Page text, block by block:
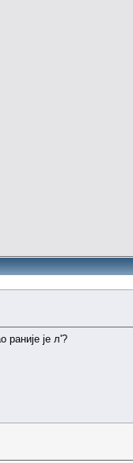
раније је л'?